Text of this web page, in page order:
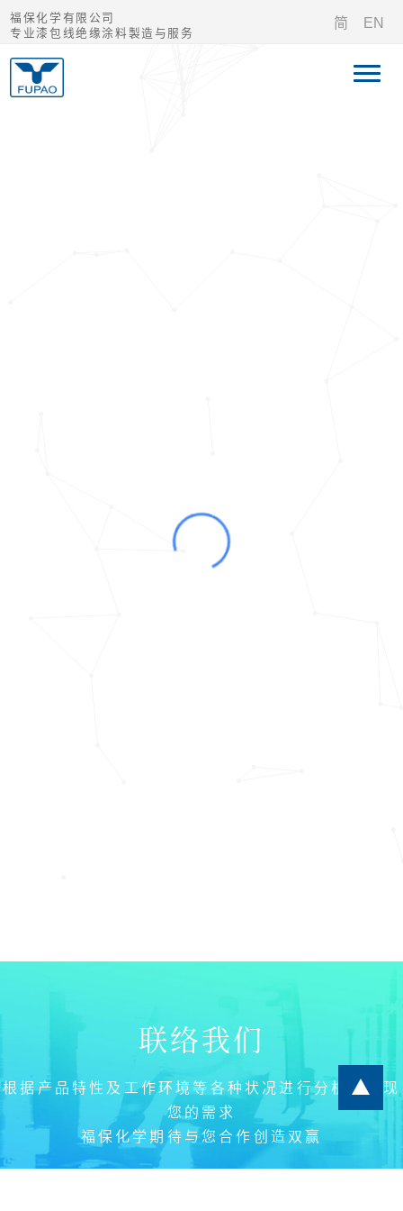
福保化学有限公司
专业漆包线绝缘涂料製造与服务
简 EN
联络我们
根据产品特性及工作环境等各种状况进行分析和实现
您的需求
福保化学期待与您合作创造双赢